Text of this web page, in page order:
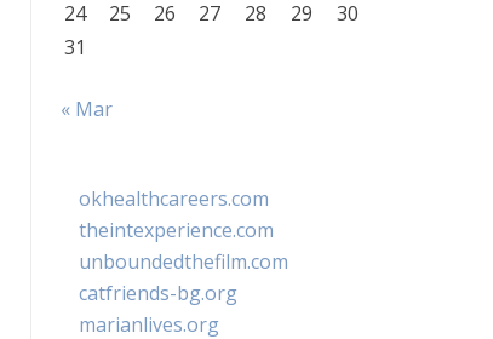
24
25 26 27 28 29
30
31
« Mar
okhealthcareers.com
theintexperience.com
unboundedthefilm.com
catfriends-bg.org
marianlives.org